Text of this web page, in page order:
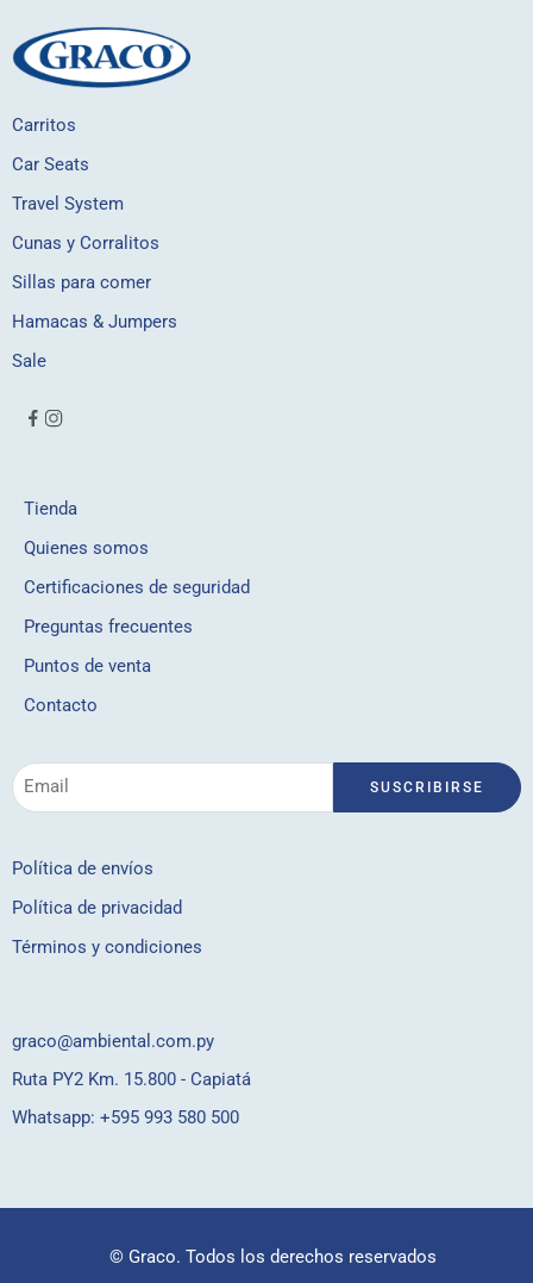
Carritos
Car Seats
Travel System
Cunas y Corralitos
Sillas para comer
Hamacas & Jumpers
Sale
Tienda
Quienes somos
Certificaciones de seguridad
Preguntas frecuentes
Puntos de venta
Contacto
Política de envíos
Política de privacidad
Términos y condiciones
graco@ambiental.com.py
Ruta PY2 Km. 15.800 - Capiatá
Whatsapp: +595 993 580 500
© Graco. Todos los derechos reservados